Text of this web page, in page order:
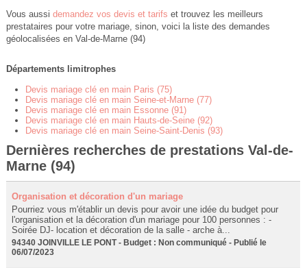
Vous aussi demandez vos devis et tarifs et trouvez les meilleurs
prestataires pour votre mariage, sinon, voici la liste des demandes
géolocalisées en Val-de-Marne (94)
Départements limitrophes
Devis mariage clé en main Paris (75)
Devis mariage clé en main Seine-et-Marne (77)
Devis mariage clé en main Essonne (91)
Devis mariage clé en main Hauts-de-Seine (92)
Devis mariage clé en main Seine-Saint-Denis (93)
Dernières recherches de prestations Val-de-
Marne (94)
Organisation et décoration d'un mariage
Pourriez vous m'établir un devis pour avoir une idée du budget pour
l'organisation et la décoration d'un mariage pour 100 personnes : -
Soirée DJ- location et décoration de la salle - arche à...
94340 JOINVILLE LE PONT - Budget : Non communiqué - Publié le
06/07/2023